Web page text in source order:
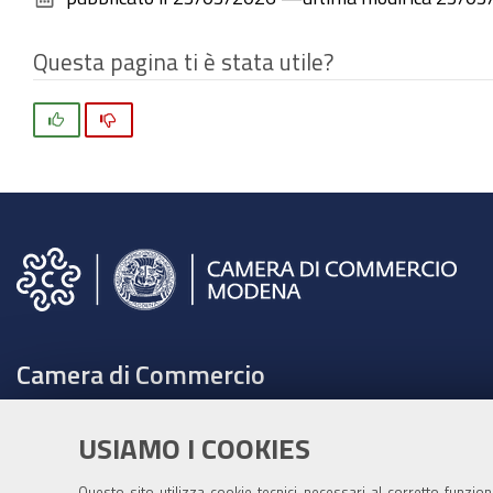
USIAMO I COOKIES
Questa pagina ti è stata utile?
Camera di Commercio
Tel. 059208111 -URP